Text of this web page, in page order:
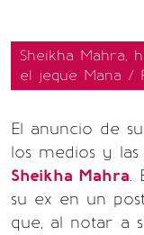
Sheikha Mahra,
el jeque Mana /
El anuncio de
los medios y
Sheikha Mahra.
su ex en un
que, al notar a